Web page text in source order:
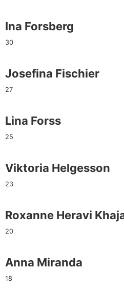
Ina Forsberg
30
Josefina Fischier
27
Lina Forss
25
Viktoria Helgesson
23
Roxanne Heravi
20
Anna Miranda
18